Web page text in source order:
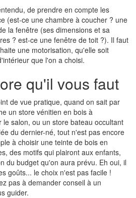
de prendre en compte les
(est-ce une chambre à coucher ? une
la fenêtre (ses dimensions et sa
? est-ce une fenêtre de toit ?). Il faut
une motorisation, qu'elle soit
que l'on a choisi.
qu'il vous faut
de vue pratique, quand on sait par
un store vénitien en bois à
salon, ou un store bateau occultant
du dernier-né, tout n'est pas encore
à choisir une teinte de bois en
des motifs qui plairont aux enfants,
du budget qu'on aura prévu. Eh oui, il
goûts... le choix n'est pas facile !
pas à demander conseil à un
guider.